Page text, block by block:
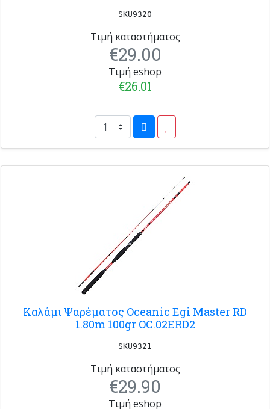
SKU9320
Τιμή καταστήματος
€29.00
Τιμή eshop
€26.01
Καλάμι Ψαρέματος Oceanic Egi Master RD
1.80m 100gr OC.02ERD2
SKU9321
Τιμή καταστήματος
€29.90
Τιμή eshop